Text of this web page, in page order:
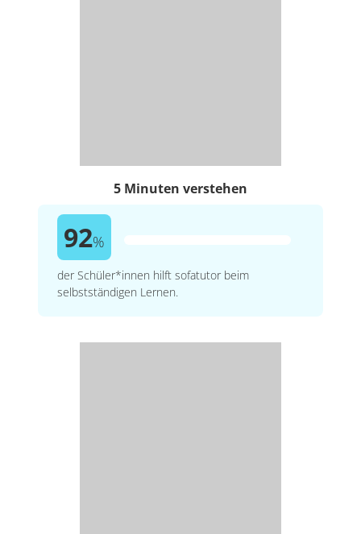
5 Minuten verstehen
92%
der Schüler*innen hilft sofatutor beim
selbstständigen Lernen.